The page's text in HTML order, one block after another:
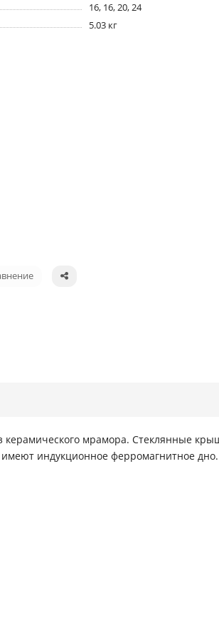
16, 16, 20, 24
5.03 кг
мрамора. Стеклянные
индукционное ферромагнитное дно.